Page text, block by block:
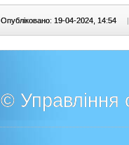
Опубліковано: 19-04-2024, 14:54 |
© Управління